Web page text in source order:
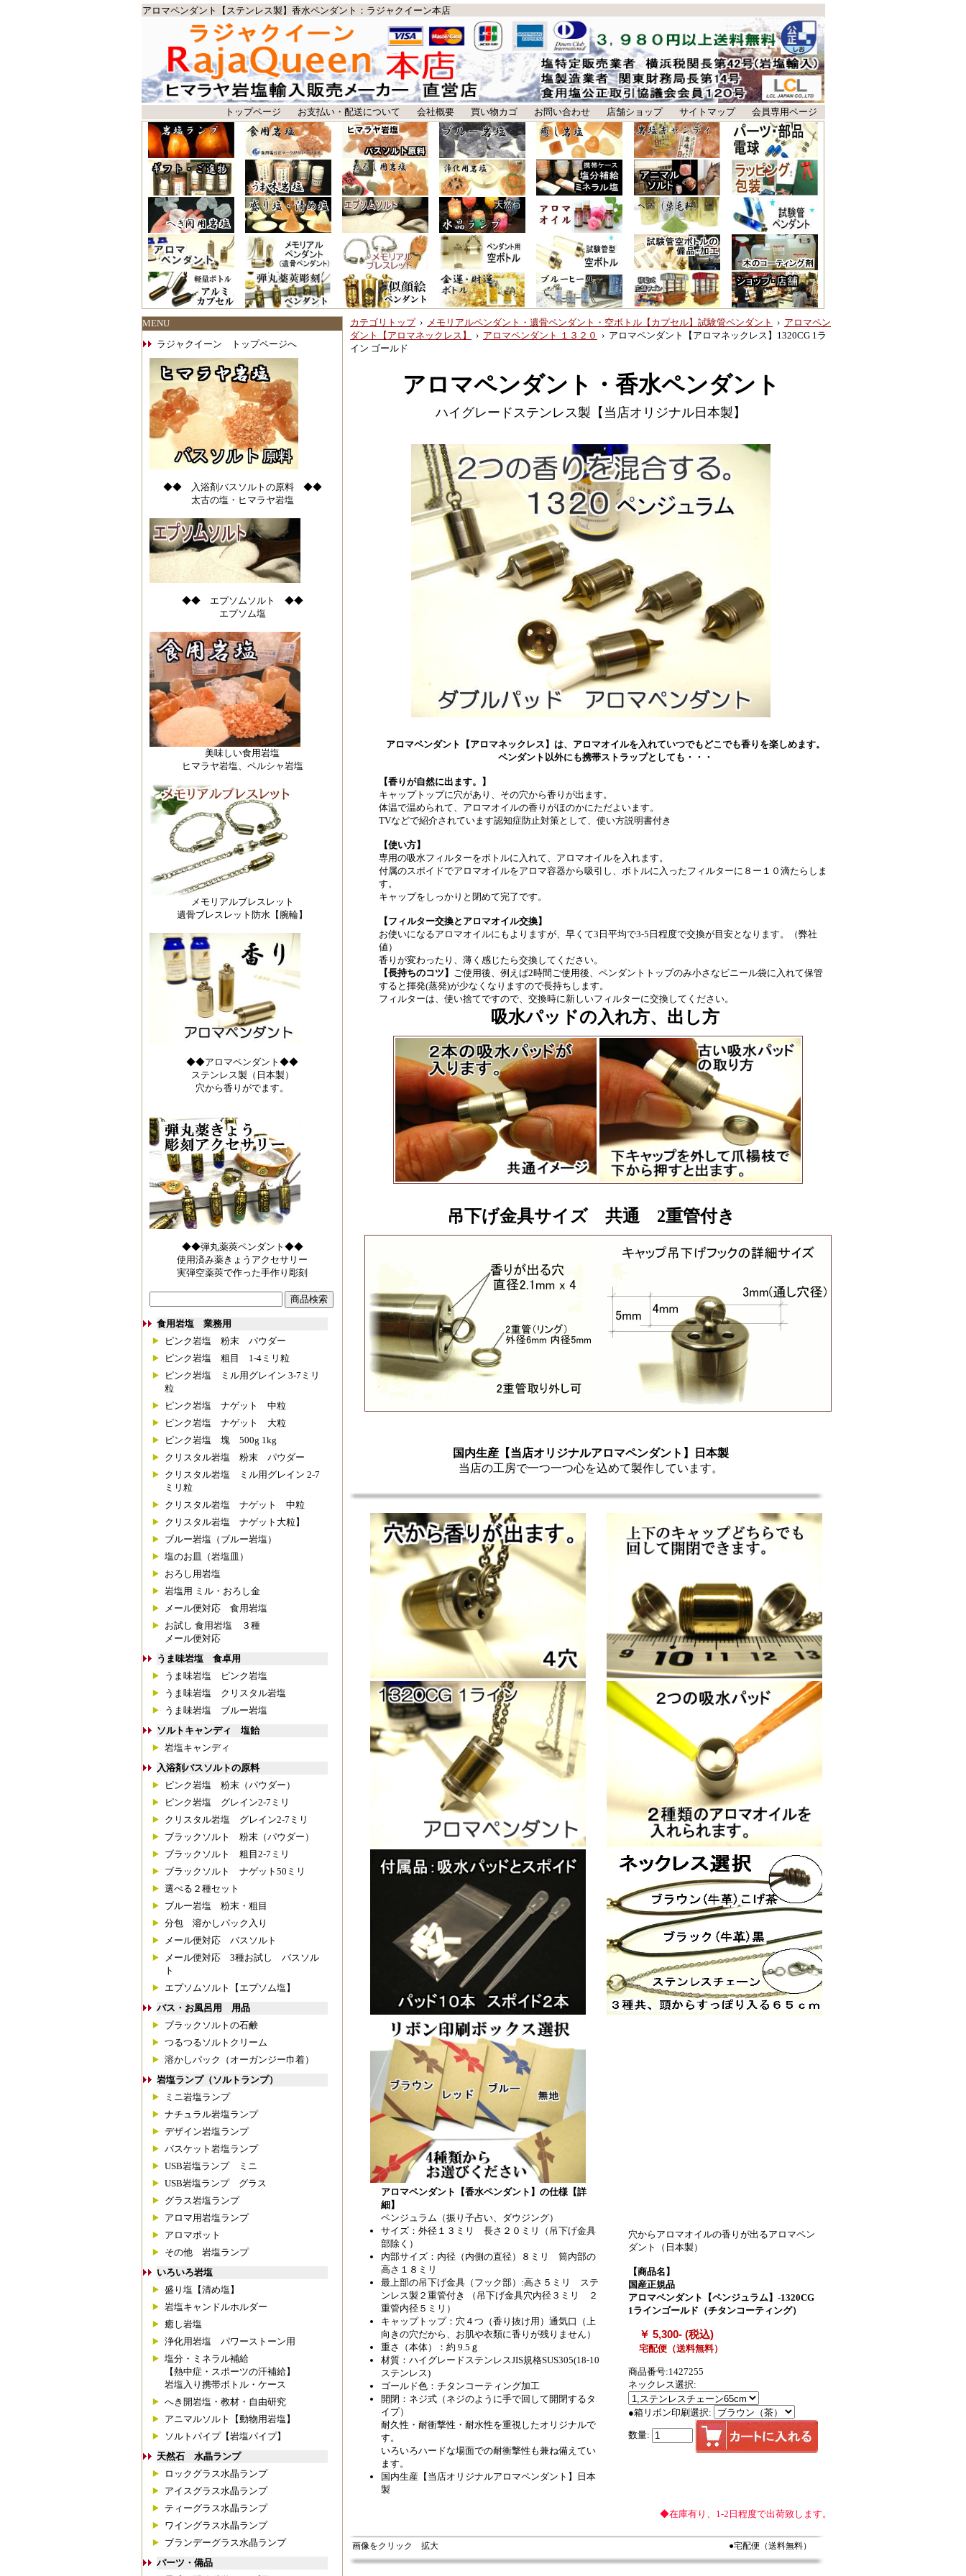
アロマペンダント【ステンレス製】香水ペンダント：ラジャクイーン本店
トップページ お支払い・配送について 会社概要 買い物カゴ お問い合わせ 店舗ショップ サイトマップ 会員専用ページ
MENU
ラジャクイーン トップページへ
◆◆ 入浴剤バスソルトの原料 ◆◆
太古の塩・ヒマラヤ岩塩
◆◆ エプソムソルト ◆◆
エプソム塩
美味しい食用岩塩
ヒマラヤ岩塩、ペルシャ岩塩
メモリアルブレスレット
遺骨ブレスレット防水【腕輪】
◆◆アロマペンダント◆◆
ステンレス製（日本製）
穴から香りがでます。
◆◆弾丸薬莢ペンダント◆◆
使用済み薬きょうアクセサリー
実弾空薬莢で作った手作り彫刻
食用岩塩 業務用
ピンク岩塩 粉末 パウダー
ピンク岩塩 粗目 1-4ミリ粒
ピンク岩塩 ミル用グレイン 3-7ミリ
粒
ピンク岩塩 ナゲット 中粒
ピンク岩塩 ナゲット 大粒
ピンク岩塩 塊 500g 1kg
クリスタル岩塩 粉末 パウダー
クリスタル岩塩 ミル用グレイン 2-7
ミリ粒
クリスタル岩塩 ナゲット 中粒
クリスタル岩塩 ナゲット大粒】
ブルー岩塩（ブルー岩塩）
塩のお皿（岩塩皿）
おろし用岩塩
岩塩用 ミル・おろし金
メール便対応 食用岩塩
お試し 食用岩塩 ３種
メール便対応
うま味岩塩 食卓用
うま味岩塩 ピンク岩塩
うま味岩塩 クリスタル岩塩
うま味岩塩 ブルー岩塩
ソルトキャンディ 塩飴
岩塩キャンディ
入浴剤バスソルトの原料
ピンク岩塩 粉末（パウダー）
ピンク岩塩 グレイン2-7ミリ
クリスタル岩塩 グレイン2-7ミリ
ブラックソルト 粉末（パウダー）
ブラックソルト 粗目2-7ミリ
ブラックソルト ナゲット50ミリ
選べる２種セット
ブルー岩塩 粉末・粗目
分包 溶かしパック入り
メール便対応 バスソルト
メール便対応 3種お試し バスソル
ト
エプソムソルト【エプソム塩】
バス・お風呂用 用品
ブラックソルトの石鹸
つるつるソルトクリーム
溶かしパック（オーガンジー巾着）
岩塩ランプ（ソルトランプ）
ミニ岩塩ランプ
ナチュラル岩塩ランプ
デザイン岩塩ランプ
バスケット岩塩ランプ
USB岩塩ランプ ミニ
USB岩塩ランプ グラス
グラス岩塩ランプ
アロマ用岩塩ランプ
アロマポット
その他 岩塩ランプ
いろいろ岩塩
盛り塩【清め塩】
岩塩キャンドルホルダー
癒し岩塩
浄化用岩塩 パワーストーン用
塩分・ミネラル補給
【熱中症・スポーツの汗補給】
岩塩入り携帯ボトル・ケース
へき開岩塩・教材・自由研究
アニマルソルト【動物用岩塩】
ソルトパイプ【岩塩パイプ】
天然石 水晶ランプ
ロックグラス水晶ランプ
アイスグラス水晶ランプ
ティーグラス水晶ランプ
ワイングラス水晶ランプ
ブランデーグラス水晶ランプ
パーツ・備品
カテゴリトップ› メモリアルペンダント・遺骨ペンダント・空ボトル【カプセル】試験管ペンダント › アロマペン
ダント【アロマネックレス】
› アロマペンダント １３２０ › アロマペンダント【アロマネックレス】1320CG 1ラ
イン ゴールド
アロマペンダント・香水ペンダント
ハイグレードステンレス製【当店オリジナル日本製】
アロマペンダント【アロマネックレス】は、アロマオイルを入れていつでもどこでも香りを楽しめます。
ペンダント以外にも携帯ストラップとしても・・・
【香りが自然に出ます。】
キャップトップに穴があり、その穴から香りが出ます。
体温で温められて、アロマオイルの香りがほのかにただよいます。
TVなどで紹介されています認知症防止対策として、使い方説明書付き
【使い方】
専用の吸水フィルターをボトルに入れて、アロマオイルを入れます。
付属のスポイドでアロマオイルをアロマ容器から吸引し、ボトルに入ったフィルターに８ー１０滴たらしま
す。
キャップをしっかりと閉めて完了です。
【フィルター交換とアロマオイル交換】
お使いになるアロマオイルにもよりますが、早くて3日平均で3-5日程度で交換が目安となります。（弊社
値）
香りが変わったり、薄く感じたら交換してください。
【長持ちのコツ】 ご使用後、例えば2時間ご使用後、ペンダントトップのみ小さなビニール袋に入れて保管
すると揮発(蒸発)が少なくなりますので長持ちします。
フィルターは、使い捨てですので、交換時に新しいフィルターに交換してください。
吸水パッドの入れ方、出し方
吊下げ金具サイズ 共通 2重管付き
国内生産【当店オリジナルアロマペンダント】日本製
当店の工房で一つ一つ心を込めて製作しています。
アロマペンダント【香水ペンダント】の仕様【詳
細】
ペンジュラム（振り子占い、ダウジング）
サイズ：外径１３ミリ 長さ２０ミリ（吊下げ金具
部除く）
内部サイズ：内径（内側の直径）８ミリ 筒内部の
高さ１８ミリ
最上部の吊下げ金具（フック部）:高さ５ミリ ステ
ンレス製２重管付き （吊下げ金具穴内径３ミリ ２
重管内径５ミリ）
キャップトップ：穴４つ（香り抜け用）通気口（上
向きの穴だから、お肌や衣類に香りが残りません）
重さ（本体）：約 9.5ｇ
材質：ハイグレードステンレスJIS規格SUS305(18-10
ステンレス)
ゴールド色：チタンコーティング加工
開閉：ネジ式（ネジのように手で回して開閉するタ
イプ）
耐久性・耐衝撃性・耐水性を重視したオリジナルで
す。
いろいろハードな場面での耐衝撃性も兼ね備えてい
ます。
国内生産【当店オリジナルアロマペンダント】日本
製
穴からアロマオイルの香りが出るアロマペン
ダント（日本製）
【商品名】
国産正規品
アロマペンダント【ペンジュラム】-1320CG
1ラインゴールド（チタンコーティング）
￥ 5,300- (税込)
宅配便（送料無料）
商品番号:1427255
ネックレス選択:
●箱リボン印刷選択:
数量:
◆在庫有り、1-2日程度で出荷致します。
画像をクリック 拡大 ●宅配便（送料無料）